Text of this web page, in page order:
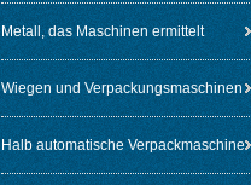
Metall, das Maschinen ermittelt
Wiegen und Verpackungsmaschinen
Halb automatische Verpackmaschine